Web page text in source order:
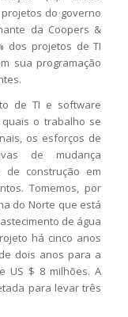
do governo
da Coopers &
dos projetos de TI
sua programação
de TI e software
o trabalho se
os esforços de
de mudança
de construção em
Tomemos, por
do Norte que está
de água
há cinco anos
dois anos para a
US $ 8 milhões. A
para levar três